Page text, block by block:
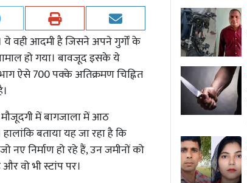
वही आदमी है जिसने अपने गुर्गों के
हो गया। बावजूद इसके ये
ऐसे 700 पक्के अतिक्रमण चिह्नित
में बागजाला में आठ
बताया यह जा रहा है कि
निर्माण हो रहे हैं, उन जमीनों को
वो भी स्टांप पर।